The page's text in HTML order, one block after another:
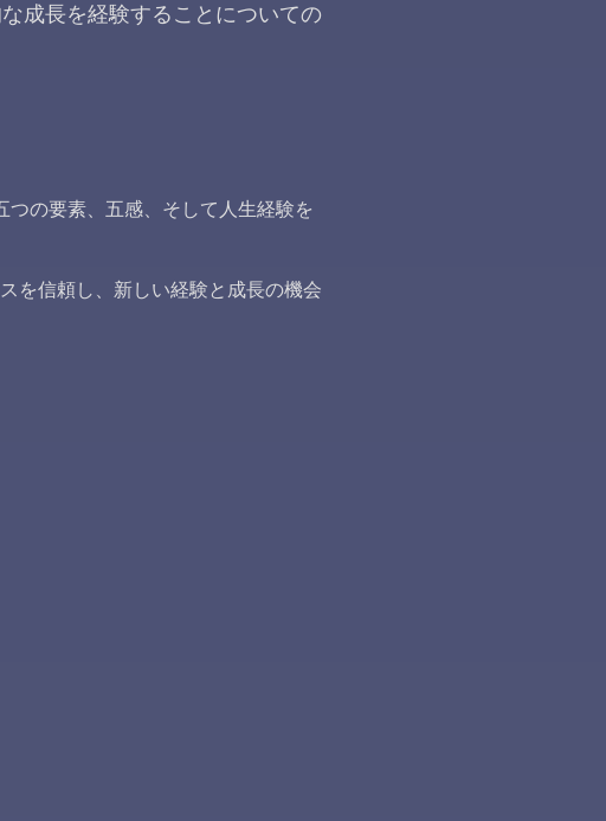
成長を経験することについての
の要素、五感、そして人生経験を
を信頼し、新しい経験と成長の機会